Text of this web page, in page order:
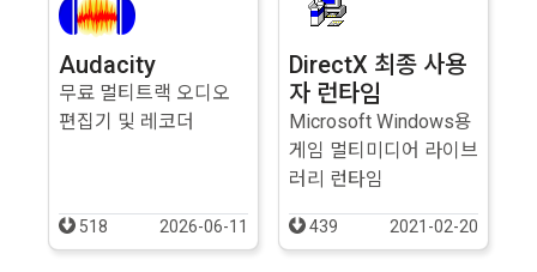
Audacity
무료 멀티트랙 오디오
편집기 및 레코더
518 2026-06-11
DirectX 최종 사용
자 런타임
Microsoft Windows용
게임 멀티미디어 라이브
러리 런타임
439 2021-02-20